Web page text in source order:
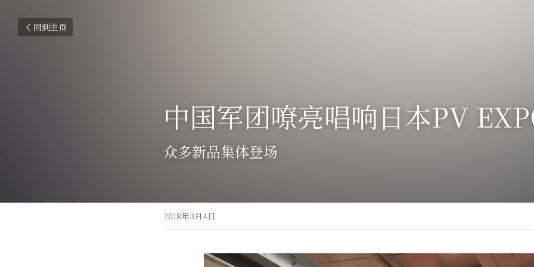
回到主页
中国军团嘹亮唱响日本PV
众多新品集体登场
2018年3月4日